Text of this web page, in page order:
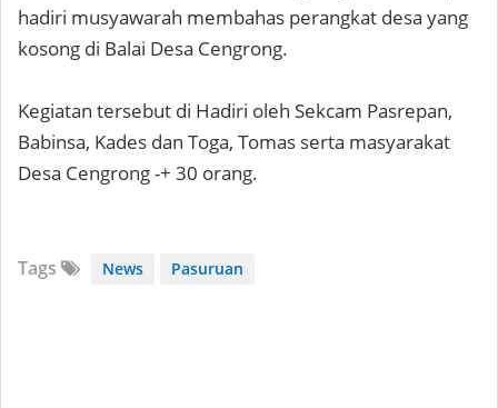
hadiri musyawarah membahas perangkat desa yang
kosong di Balai Desa Cengrong.
Kegiatan tersebut di Hadiri oleh Sekcam Pasrepan,
Babinsa, Kades dan Toga, Tomas serta masyarakat
Desa Cengrong -+ 30 orang.
Tags News Pasuruan